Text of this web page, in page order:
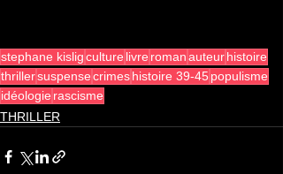
stephane kisligculture livre romanauteurhistoire
thrillersuspensecrimeshistoire 39-45populisme
idéologie rascisme
THRILLER